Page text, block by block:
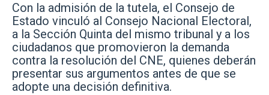
Con la admisión de la tutela, el Consejo de
Estado vinculó al Consejo Nacional Electoral,
a la Sección Quinta del mismo tribunal y a los
ciudadanos que promovieron la demanda
contra la resolución del CNE, quienes deberán
presentar sus argumentos antes de que se
adopte una decisión definitiva.